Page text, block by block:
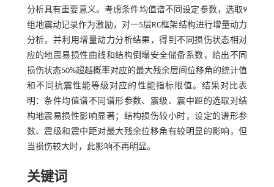
分析具有重要意义。考虑条件均值谱不同设定参数，选取9
组地震动记录作为激励，对一5层RC框架结构进行增量动力
分析，并利用增量动力分析结果，得到不同损伤状态相对
应的地震易损性曲线和结构倒塌安全储备系数，给出不同
损伤状态50%超越概率对应的最大残余层间位移角的统计值
和不同抗震性能等级对应的性能指标限值。结果对比表
明：条件均值谱不同谱形参数、震级、震中距的选取对结
构地震易损性影响显著；结构损伤较小时，设定的谱形参
数、震级和震中距对最大残余位移角有较明显的影响，但
当损伤较大时，此影响不再明显。
关键词